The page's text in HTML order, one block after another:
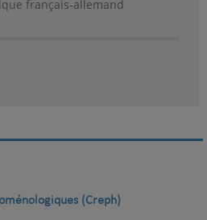
français-allemand
(Creph)